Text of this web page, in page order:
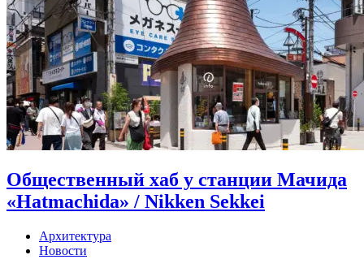
Общественный хаб у станции Мачида
«Hatmachida» / Nikken Sekkei
Архитектура
Новости